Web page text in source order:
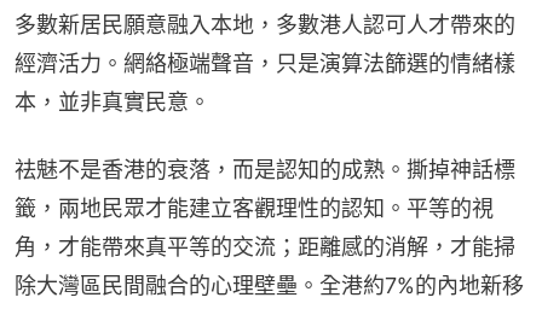
多數新居民願意融入本地，多數港人認可人才帶來的
經濟活力。網絡極端聲音，只是演算法篩選的情緒樣
本，並非真實民意。
祛魅不是香港的衰落，而是認知的成熟。撕掉神話標
籤，兩地民眾才能建立客觀理性的認知。平等的視
角，才能帶來真平等的交流；距離感的消解，才能掃
除大灣區民間融合的心理壁壘。全港約7%的內地新移